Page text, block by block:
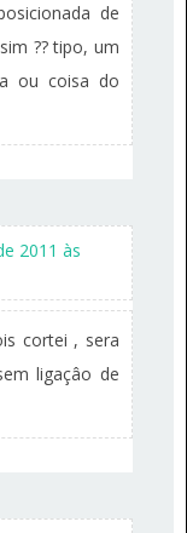
de
?? tipo, um
ou coisa do
2011 às
cortei , sera
ligaçâo de